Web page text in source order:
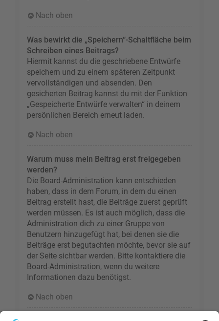
Nach oben
Was bewirkt die „Speichern“-Schaltfläche beim
Schreiben eines Beitrags?
Hiermit kannst du die geschriebene Entwürfe
speichern und zu einem späteren Zeitpunkt
vervollständigen und absenden. Den
gesicherten Beitrag kannst du mit der Funktion
„Gespeicherte Entwürfe verwalten“ in deinem
persönlichen Bereich erneut laden.
Nach oben
Warum muss mein Beitrag erst freigegeben
werden?
Die Board-Administration kann entschieden
haben, dass in dem Forum, in dem du einen
Beitrag erstellt hast, die Beiträge zuerst geprüft
werden müssen. Es ist auch möglich, dass die
Administration dich zu einer Gruppe von
Benutzern hinzugefügt hat, bei denen sie die
Beiträge erst begutachten möchte, bevor sie auf
der Seite sichtbar werden. Bitte kontaktiere die
Board-Administration, wenn du weitere
Informationen dazu benötigst.
Nach oben